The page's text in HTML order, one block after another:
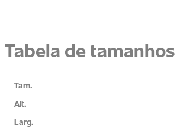
Tabela de tamanhos